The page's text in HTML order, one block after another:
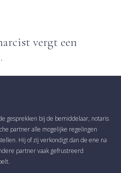
vergt een
gesprekken bij de bemiddelaar, notaris
partner alle mogelijke regelingen
Hij of zij verkondigt dan de ene na
partner vaak gefrustreerd